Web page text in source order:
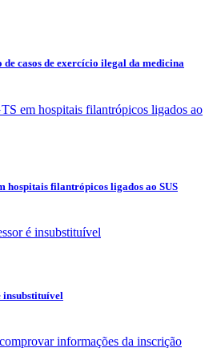
casos de exercício ilegal da medicina
hospitais filantrópicos ligados ao SUS
insubstituível